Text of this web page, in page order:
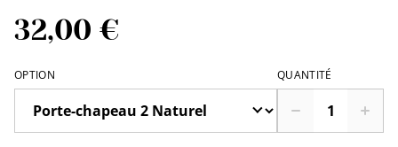
32,00 €
OPTION QUANTITÉ